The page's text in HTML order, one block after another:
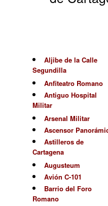
Aljibe de la Calle
Segundilla
Anfiteatro Romano
Antiguo Hospital
Militar
Arsenal Militar
Ascensor
Astilleros de
Cartagena
Augusteum
Avión C-101
Barrio del Foro
Romano